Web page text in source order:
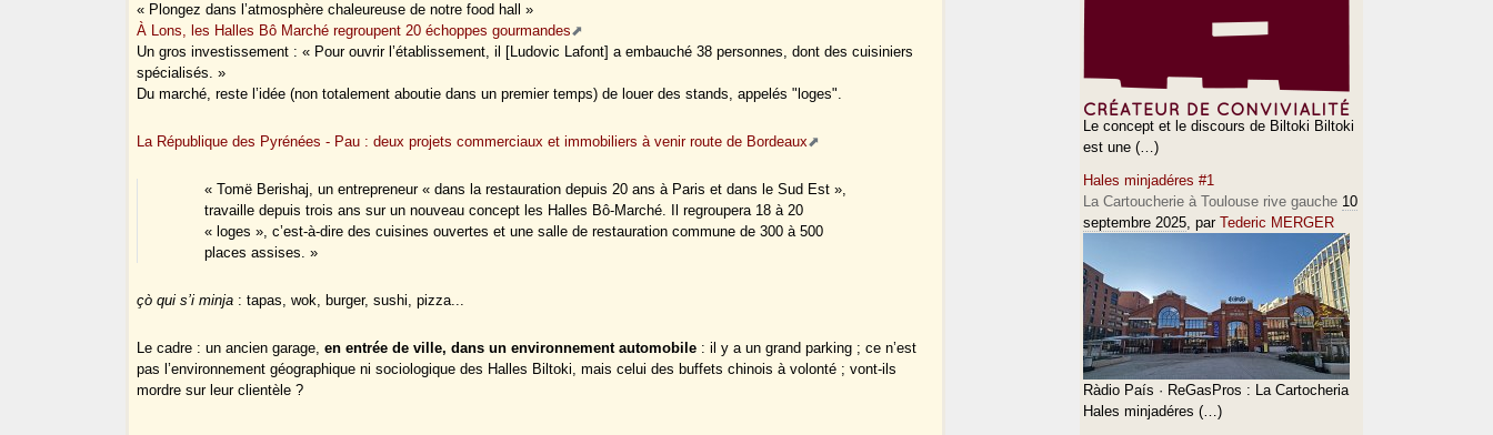
« Plongez dans l’atmosphère chaleureuse de notre food hall »
À Lons, les Halles Bô Marché regroupent 20 échoppes gourmandes
Un gros investissement : « Pour ouvrir l’établissement, il [Ludovic Lafont] a embauché 38 personnes, dont des cuisiniers
spécialisés. »
Du marché, reste l’idée (non totalement aboutie dans un premier temps) de louer des stands, appelés "loges".
La République des Pyrénées - Pau : deux projets commerciaux et immobiliers à venir route de Bordeaux
« Tomë Berishaj, un entrepreneur « dans la restauration depuis 20 ans à Paris et dans le Sud Est »,
travaille depuis trois ans sur un nouveau concept les Halles Bô-Marché. Il regroupera 18 à 20
« loges », c’est-à-dire des cuisines ouvertes et une salle de restauration commune de 300 à 500
places assises. »
çò qui s’i minja : tapas, wok, burger, sushi, pizza...
Le cadre : un ancien garage,en entrée de ville, dans un environnement automobile : il y a un grand parking ; ce n’est
pas l’environnement géographique ni sociologique des Halles Biltoki, mais celui des buffets chinois à volonté ; vont-ils
mordre sur leur clientèle ?
Le concept et le discours de Biltoki Biltoki
est une (…)
Hales minjadéres #1
La Cartoucherie à Toulouse rive gauche 10
septembre 2025, par Tederic MERGER
Ràdio País · ReGasPros : La Cartocheria
Hales minjadéres (…)